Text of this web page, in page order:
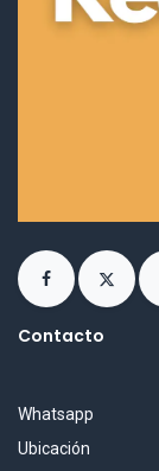
Contacto
Whatsapp
Ubicación